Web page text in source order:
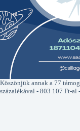
Köszönjük annak a 77
százalékával - 803 107 Ft-al